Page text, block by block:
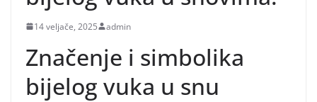
14 veljače, 2025 admin
Značenje i simbolika
bijelog vuka u snu